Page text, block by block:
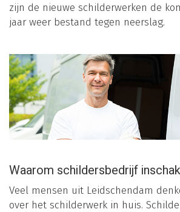
zijn de nieuwe schilderwerken de
jaar weer bestand tegen neerslag.
Waarom schildersbedrijf
Veel mensen uit Leidschendam
over het schilderwerk in huis.